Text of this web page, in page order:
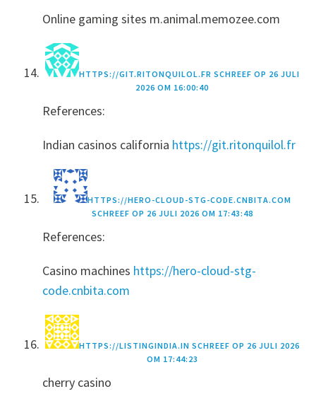
Online gaming sites m.animal.memozee.com
HTTPS://GIT.RITONQUILOL.FR SCHREEF OP 26 JULI
2026 OM 16:00:40
References:
Indian casinos california https://git.ritonquilol.fr
HTTPS://HERO-CLOUD-STG-CODE.CNBITA.COM
SCHREEF OP 26 JULI 2026 OM 17:43:48
References:
Casino machines https://hero-cloud-stg-
code.cnbita.com
HTTPS://LISTINGINDIA.IN SCHREEF OP 26 JULI 2026
OM 17:44:23
cherry casino